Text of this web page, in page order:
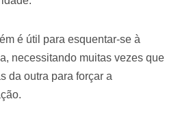
é útil para esquentar-se à
necessitando muitas vezes que
da outra para forçar a